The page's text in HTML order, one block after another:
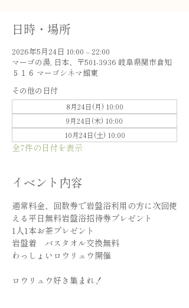
日時・場所
2026年5月24日 10:00 – 22:00
マーゴの湯, 日本、〒501-3936 岐阜県関市倉知
５１６ マーゴシネマ館東
その他の日付
8月24日(月) 10:00
9月24日(木) 10:00
10月24日(土) 10:00
全7件の日付を表示
イベント内容
通常料金、回数券で岩盤浴利用の方に次回使
える平日無料岩盤浴招待券プレゼント
1人1本お茶プレゼント
岩盤着　バスタオル交換無料
わっしょいロウリュウ開催
ロウリュウ好き集まれ！